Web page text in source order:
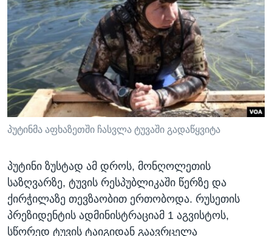
პუტინმა აფხაზეთში ჩასვლა ტუვაში გადაწყვიტა
პუტინი ზუსტად ამ დროს, მონღოლეთის
საზღვარზე, ტუვის რესპუბლიკაში წერზე და
ქირჭილაზე თევზაობით ერთობოდა. რუსეთის
პრეზიდენტის ადმინისტრაციამ 1 აგვისტოს,
სწორედ ტუვის ტაიგიდან გაავრცელა